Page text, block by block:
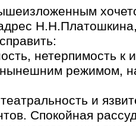
нетерпимость
режимом,
и
Спокойная